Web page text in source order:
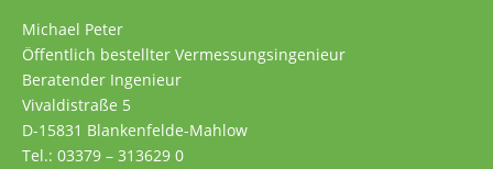
Michael Peter
Öffentlich bestellter Vermessungsingenieur
Beratender Ingenieur
Vivaldistraße 5
D-15831 Blankenfelde-Mahlow
Tel.: 03379 – 313629 0